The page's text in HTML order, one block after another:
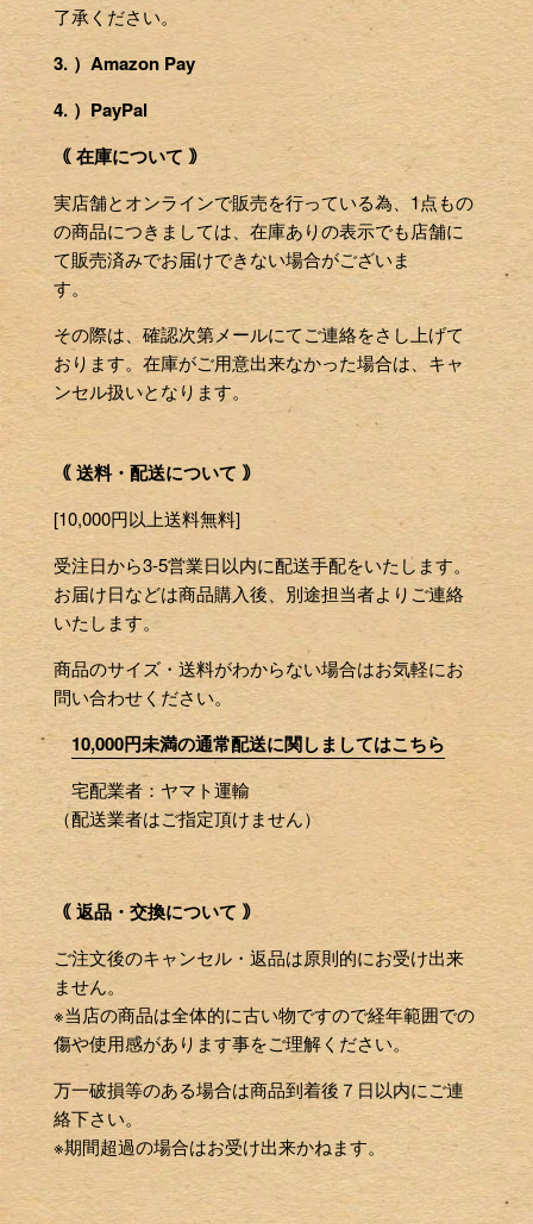
了承ください。
3. ）Amazon Pay
4. ）PayPal
｟ 在庫について ｠
実店舗とオンラインで販売を行っている為、1点もの
の商品につきましては、在庫ありの表示でも店舗に
て販売済みでお届けできない場合がございま
す。
その際は、確認次第メールにてご連絡をさし上げて
おります。在庫がご用意出来なかった場合は、キャ
ンセル扱いとなります。
｟ 送料・配送について ｠
[10,000円以上送料無料]
受注日から3-5営業日以内に配送手配をいたします。
お届け日などは商品購入後、別途担当者よりご連絡
いたします。
商品のサイズ・送料がわからない場合はお気軽にお
問い合わせください。
10,000円未満の通常配送に関しましてはこちら
宅配業者：ヤマト運輸
（配送業者はご指定頂けません）
｟ 返品・交換について ｠
ご注文後のキャンセル・返品は原則的にお受け出来
ません。
※当店の商品は全体的に古い物ですので経年範囲での
傷や使用感があります事をご理解ください。
万一破損等のある場合は商品到着後７日以内にご連
絡下さい。
※期間超過の場合はお受け出来かねます。